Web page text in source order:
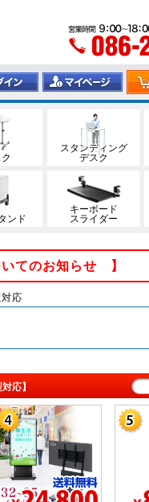
スタンディング
デスク
ンド
キーボード
スライダー
てのお知らせ 】
応
応】